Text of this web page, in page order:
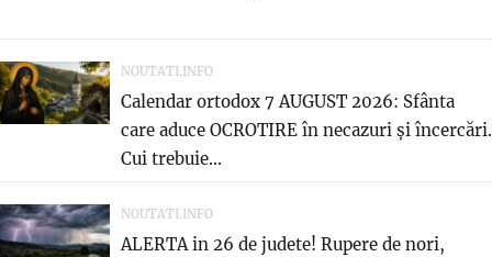
NOUTATI.INFO
Calendar ortodox 7 AUGUST 2026: Sfânta
care aduce OCROTIRE în necazuri și încercări.
Cui trebuie...
NOUTATI.INFO
ALERTA in 26 de judete! Rupere de nori,